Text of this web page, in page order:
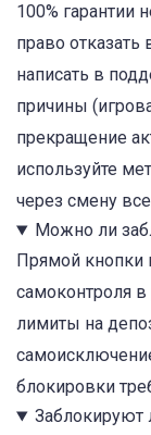
100% гарантии
право
написать в
причины
прекращение
используйте
через смену
Можно ли
Прямой кнопки
самоконтроля в
лимиты на
блокировки
Заблокируют